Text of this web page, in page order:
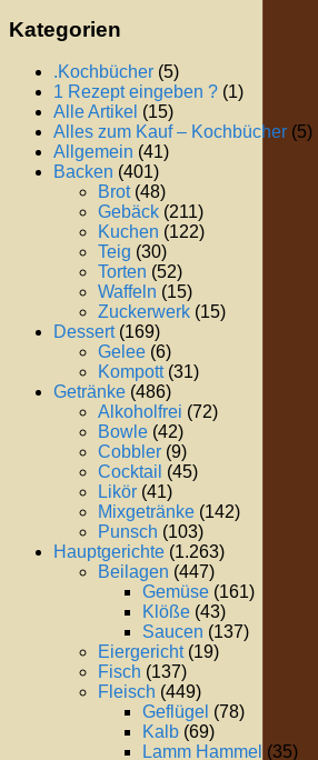
Kategorien
.Kochbücher (5)
1 Rezept eingeben ? (1)
Alle Artikel (15)
Alles zum Kauf – Kochbücher (5)
Allgemein (41)
Backen (401)
Brot(48)
Gebäck (211)
Kuchen (122)
Teig (30)
Torten (52)
Waffeln (15)
Zuckerwerk (15)
Dessert(169)
Gelee (6)
Kompott(31)
Getränke (486)
Alkoholfrei (72)
Bowle (42)
Cobbler (9)
Cocktail (45)
Likör (41)
Mixgetränke (142)
Punsch (103)
Hauptgerichte (1.263)
Beilagen (447)
Gemüse (161)
Klöße (43)
Saucen (137)
Eiergericht(19)
Fisch (137)
Fleisch (449)
Geflügel (78)
Kalb (69)
Lamm Hammel (35)